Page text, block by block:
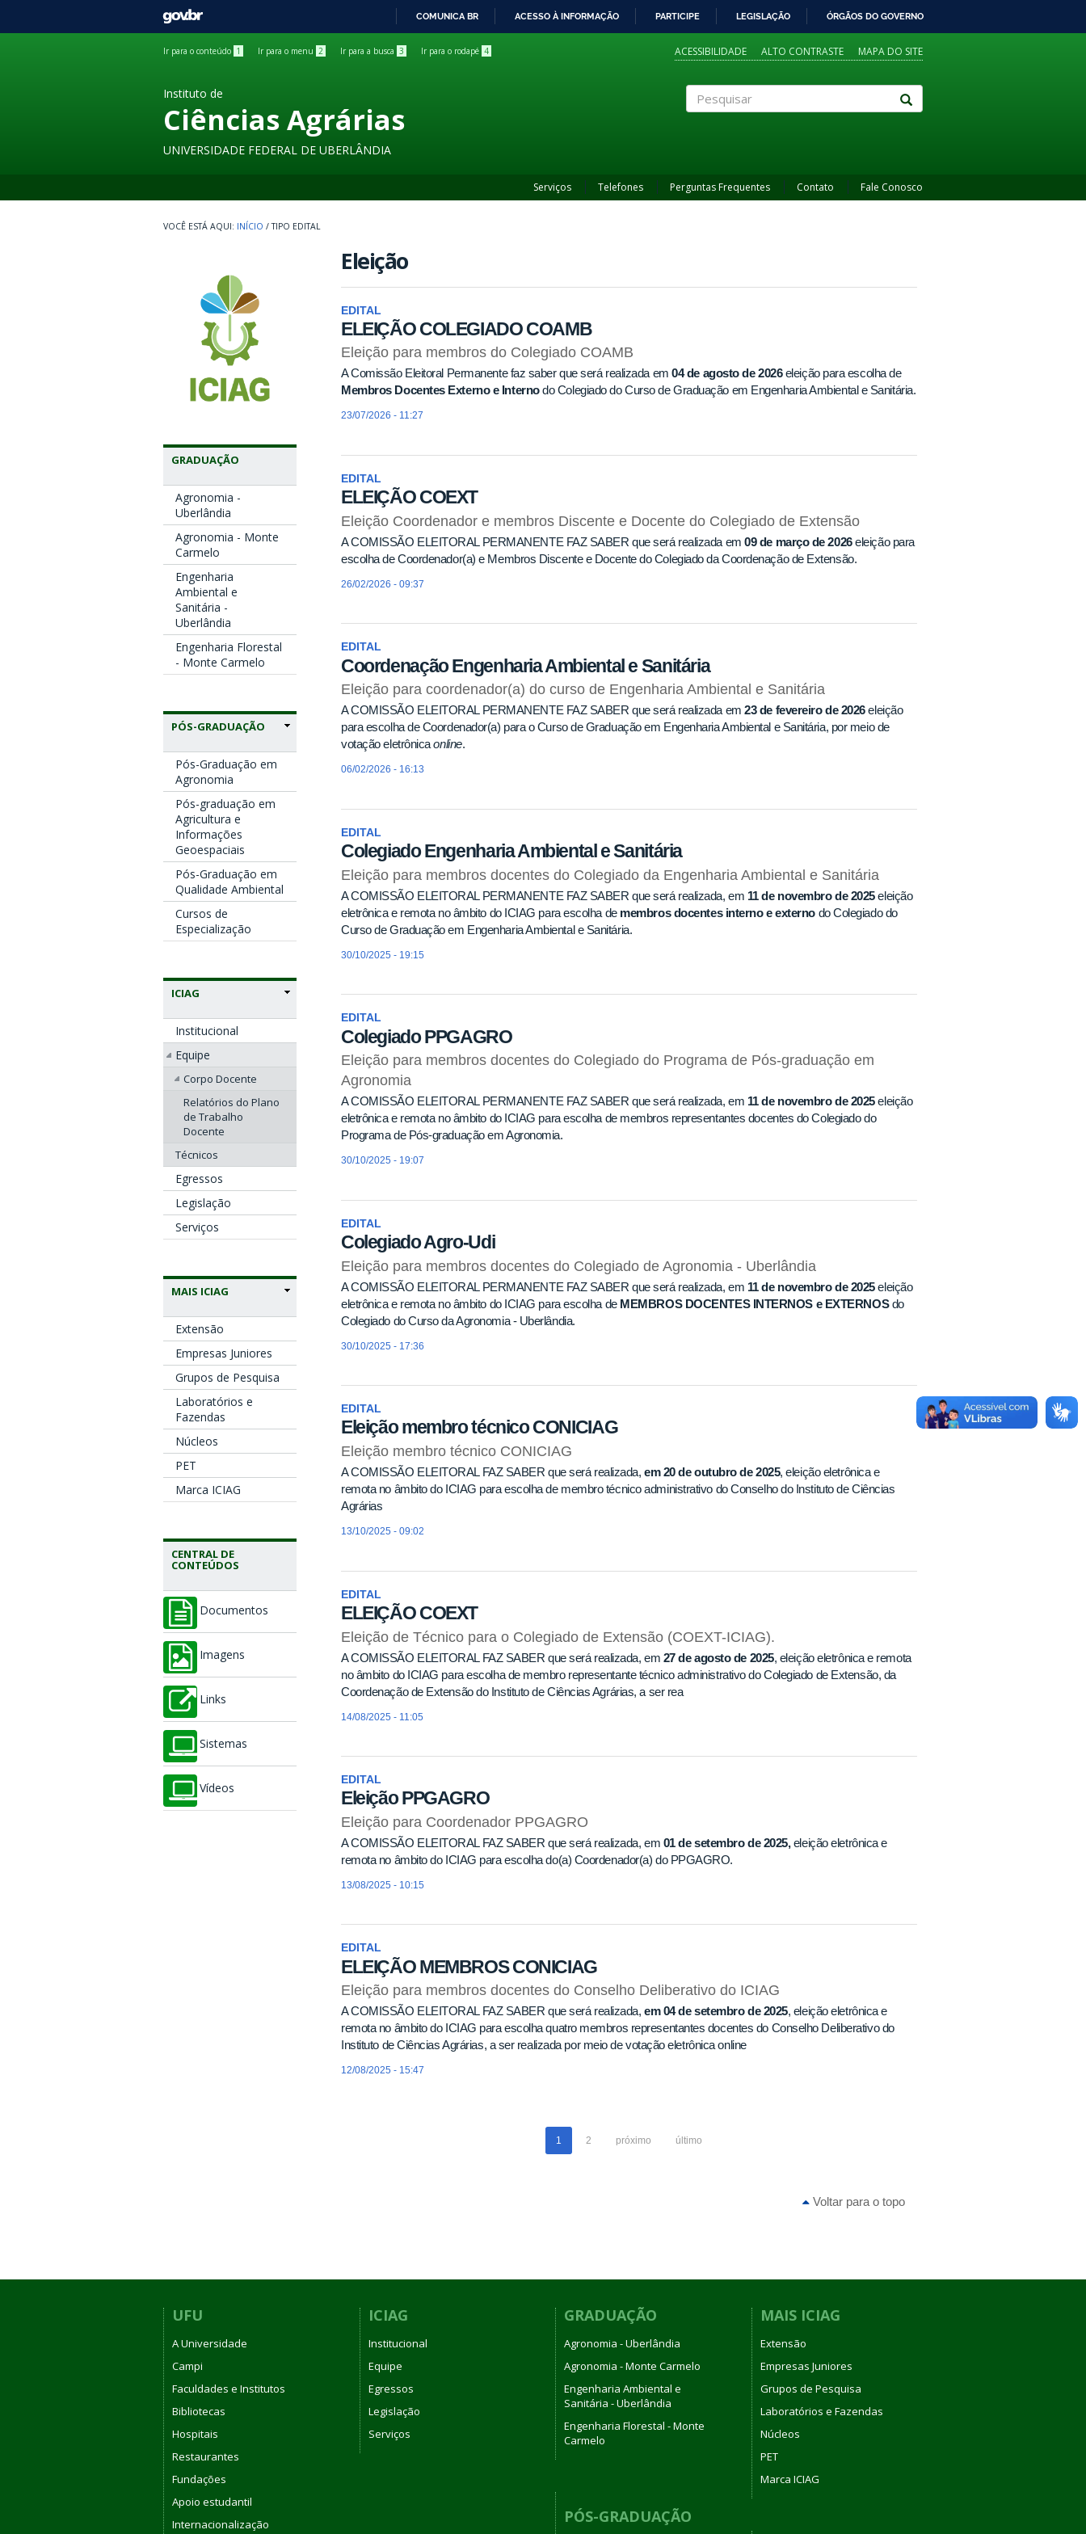
GOVBR
COMUNICA BR ACESSO À INFORMAÇÃO PARTICIPE LEGISLAÇÃO ÓRGÃOS DO GOVERNO
Ir para o conteúdo 1 Ir para o menu 2 Ir para a busca 3 Ir para o rodapé 4 ACESSIBILIDADE ALTO CONTRASTE MAPA DO SITE
Instituto de
Ciências Agrárias
UNIVERSIDADE FEDERAL DE UBERLÂNDIA
Serviços Telefones Perguntas Frequentes Contato Fale Conosco
INÍCIO / TIPO EDITAL
GRADUAÇÃO
Agronomia -
Uberlândia
Agronomia - Monte
Carmelo
Engenharia
Ambiental e
Sanitária -
Uberlândia
Engenharia Florestal
- Monte Carmelo
PÓS-GRADUAÇÃO
Pós-Graduação em
Agronomia
Pós-graduação em
Agricultura e
Informações
Geoespaciais
Pós-Graduação em
Qualidade Ambiental
Cursos de
Especialização
ICIAG
Institucional
Equipe
Corpo Docente
Relatórios do Plano
de Trabalho
Docente
Técnicos
Egressos
Legislação
Serviços
MAIS ICIAG
Extensão
Empresas Juniores
Grupos de Pesquisa
Laboratórios e
Fazendas
Núcleos
PET
Marca ICIAG
CENTRAL DE
CONTEÚDOS
Documentos
Imagens
Links
Sistemas
Vídeos
Eleição
EDITAL
ELEIÇÃO COLEGIADO COAMB
Eleição para membros do Colegiado COAMB
A Comissão Eleitoral Permanente faz saber que será realizada em 04 de agosto de 2026eleição para escolha de
Membros Docentes Externo e Internodo Colegiado do Curso de Graduação em Engenharia Ambiental e Sanitária.
23/07/2026 - 11:27
EDITAL
ELEIÇÃO COEXT
Eleição Coordenador e membros Discente e Docente do Colegiado de Extensão
A COMISSÃO ELEITORAL PERMANENTE FAZ SABER que será realizada em09 de março de 2026eleição para
escolha de Coordenador(a) e Membros Discente e Docente do Colegiado da Coordenação de Extensão.
26/02/2026 - 09:37
EDITAL
Coordenação Engenharia Ambiental e Sanitária
Eleição para coordenador(a) do curso de Engenharia Ambiental e Sanitária
A COMISSÃO ELEITORAL PERMANENTE FAZ SABER que será realizada em23 de fevereiro de 2026eleição
para escolha de Coordenador(a) para o Curso de Graduação em Engenharia Ambiental e Sanitária, por meio de
votação eletrônicaonline.
06/02/2026 - 16:13
EDITAL
Colegiado Engenharia Ambiental e Sanitária
Eleição para membros docentes do Colegiado da Engenharia Ambiental e Sanitária
A COMISSÃO ELEITORAL PERMANENTE FAZ SABER que será realizada, em 11 de novembro de 2025eleição
eletrônica e remota no âmbito do ICIAG para escolha de membros docentes interno e externodo Colegiado do
Curso de Graduação em Engenharia Ambiental e Sanitária.
30/10/2025 - 19:15
EDITAL
Colegiado PPGAGRO
Eleição para membros docentes do Colegiado do Programa de Pós-graduação em
Agronomia
A COMISSÃO ELEITORAL PERMANENTE FAZ SABER que será realizada, em 11 de novembro de 2025eleição
eletrônica e remota no âmbito do ICIAG para escolha de membros representantes docentes do Colegiado do
Programa de Pós-graduação em Agronomia.
30/10/2025 - 19:07
EDITAL
Colegiado Agro-Udi
Eleição para membros docentes do Colegiado de Agronomia - Uberlândia
A COMISSÃO ELEITORAL PERMANENTE FAZ SABER que será realizada, em 11 de novembro de 2025eleição
eletrônica e remota no âmbito do ICIAG para escolha de MEMBROS DOCENTES INTERNOS e EXTERNOSdo
Colegiado do Curso da Agronomia - Uberlândia.
30/10/2025 - 17:36
EDITAL
Eleição membro técnico CONICIAG
Eleição membro técnico CONICIAG
A COMISSÃO ELEITORAL FAZ SABER que será realizada, em 20 de outubro de 2025, eleição eletrônica e
remota no âmbito do ICIAG para escolha de membro técnico administrativo do Conselho do Instituto de Ciências
Agrárias
13/10/2025 - 09:02
EDITAL
ELEIÇÃO COEXT
Eleição de Técnico para o Colegiado de Extensão (COEXT-ICIAG).
A COMISSÃO ELEITORAL FAZ SABER que será realizada, em 27 de agosto de 2025, eleição eletrônica e remota
no âmbito do ICIAG para escolha de membro representante técnico administrativo do Colegiado de Extensão, da
Coordenação de Extensão do Instituto de Ciências Agrárias, a ser rea
14/08/2025 - 11:05
EDITAL
Eleição PPGAGRO
Eleição para Coordenador PPGAGRO
A COMISSÃO ELEITORAL FAZ SABER que será realizada, em 01 de setembro de 2025,eleição eletrônica e
remota no âmbito do ICIAG para escolha do(a) Coordenador(a) do PPGAGRO.
13/08/2025 - 10:15
EDITAL
ELEIÇÃO MEMBROS CONICIAG
Eleição para membros docentes do Conselho Deliberativo do ICIAG
A COMISSÃO ELEITORAL FAZ SABER que será realizada, em 04 de setembro de 2025, eleição eletrônica e
remota no âmbito do ICIAG para escolha quatro membros representantes docentes do Conselho Deliberativo do
Instituto de Ciências Agrárias, a ser realizada por meio de votação eletrônica online
12/08/2025 - 15:47
1 2 próximo último
Voltar para o topo
UFU
A Universidade
Campi
Faculdades e Institutos
Bibliotecas
Hospitais
Restaurantes
Fundações
Apoio estudantil
Internacionalização
ICIAG
Institucional
Equipe
Egressos
Legislação
Serviços
GRADUAÇÃO
Agronomia - Uberlândia
Agronomia - Monte Carmelo
Engenharia Ambiental e
Sanitária - Uberlândia
Engenharia Florestal - Monte
Carmelo
PÓS-GRADUAÇÃO
MAIS ICIAG
Extensão
Empresas Juniores
Grupos de Pesquisa
Laboratórios e Fazendas
Núcleos
PET
Marca ICIAG